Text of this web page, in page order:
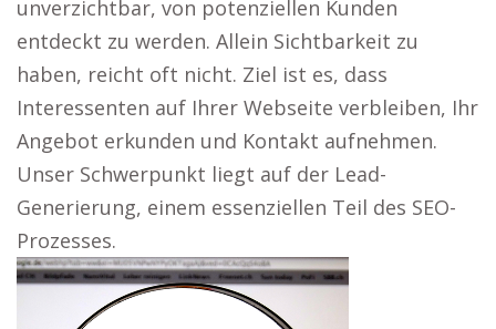
unverzichtbar, von potenziellen Kunden
entdeckt zu werden. Allein Sichtbarkeit zu
haben, reicht oft nicht. Ziel ist es, dass
Interessenten auf Ihrer Webseite verbleiben, Ihr
Angebot erkunden und Kontakt aufnehmen.
Unser Schwerpunkt liegt auf der Lead-
Generierung, einem essenziellen Teil des SEO-
Prozesses.